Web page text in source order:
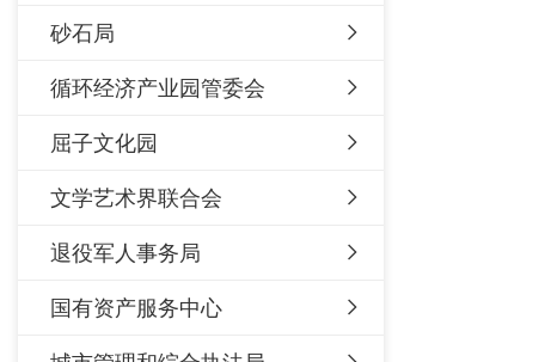
砂石局
循环经济产业园管委会
屈子文化园
文学艺术界联合会
退役军人事务局
国有资产服务中心